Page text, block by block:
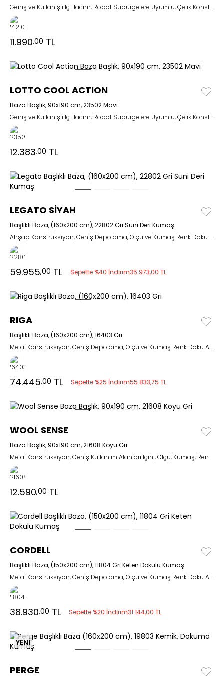
Geniş ve Kullanışlı İç Hacim, Robot Süpürgelere Uyumlu, Çelik Konstrüksiyon
11.990,00 TL
LOTTO COOL ACTION
Baza Başlık, 90x190 cm, 23502 Mavi
Geniş ve Kullanışlı İç Hacim, Robot Süpürgelere Uyumlu, Çelik Konstrüksiyon
12.383,00 TL
LEGATO SİYAH
Başlıklı Baza, (160x200 cm), 22802 Gri Suni Deri Kumaş
Ahşap Konstrüksiyon, Geniş Depolama, Ölçü ve Kumaş Renk Doku Alternatifli
59.955,00 TL Sepette %40 İndirim35.973,00 TL
RIGA
Başlıklı Baza, (160x200 cm), 16403 Gri
Metal Konstrüksiyon, Geniş Depolama, Ölçü ve Kumaş Renk Doku Alternatifli
74.445,00 TL Sepette %25 İndirim55.833,75 TL
WOOL SENSE
Baza Başlık, 90x190 cm, 21608 Koyu Gri
Metal Konstrüksiyon, Geniş Kullanım Alanları İçin , Ölçü, Kumaş, Renk ve Doku Alternatifli
12.590,00 TL
CORDELL
Başlıklı Baza, (150x200 cm), 11804 Gri Keten Dokulu Kumaş
Metal Konstrüksiyon, Geniş Depolama, Ölçü ve Kumaş Renk Doku Alternatifli
38.930,00 TL Sepette %20 İndirim31.144,00 TL
YENİ
PERGE